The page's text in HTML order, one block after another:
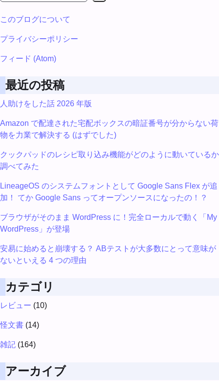
このブログについて
プライバシーポリシー
フィード (Atom)
最近の投稿
人助けをした話 2026 年版
Amazon で配達された宅配ボックスの暗証番号が分からない荷
物を力業で解決する (はずでした)
クックパッドのレシピ取り込み機能がどのように動いているか
調べてみた
LineageOS のシステムフォントとして Google Sans Flex が追
加！ てか Google Sans ってオープンソースになったの！？
ブラウザがそのまま WordPress に！完全ローカルで動く「My
WordPress」が登場
安易に始めると崩壊する？ ABテストが大多数にとって意味が
ないといえる 4 つの理由
カテゴリ
レビュー (10)
怪文書 (14)
雑記 (164)
アーカイブ